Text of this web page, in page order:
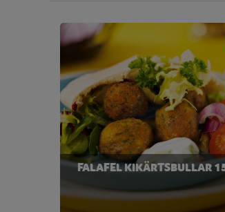
Natrium
Niacin
Protein
Riboflavin
Tiamin
Vatten
Vitamin B6
FALAFEL KIKÄRTSBULLAR